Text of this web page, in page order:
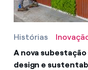
Histórias
A nova
design e